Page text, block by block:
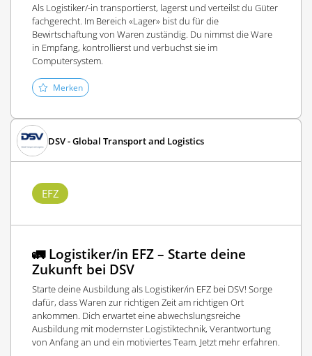
Als Logistiker/-in transportierst, lagerst und verteilst du Güter
fachgerecht. Im Bereich «Lager» bist du für die
Bewirtschaftung von Waren zuständig. Du nimmst die Ware
in Empfang, kontrollierst und verbuchst sie im
Computersystem.
Merken
DSV - Global Transport and Logistics
EFZ
🚛 Logistiker/in EFZ – Starte deine
Zukunft bei DSV
Starte deine Ausbildung als Logistiker/in EFZ bei DSV! Sorge
dafür, dass Waren zur richtigen Zeit am richtigen Ort
ankommen. Dich erwartet eine abwechslungsreiche
Ausbildung mit modernster Logistiktechnik, Verantwortung
von Anfang an und ein motiviertes Team. Jetzt mehr erfahren.